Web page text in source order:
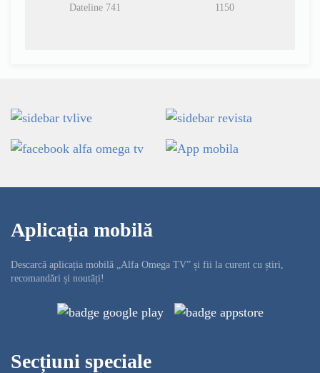
Dateline 741
1150
Aplicația mobilă
Descarcă aplicația mobilă „Alfa Omega TV” și fii la curent cu știri,
recomandări și noutăți!
Secțiuni speciale